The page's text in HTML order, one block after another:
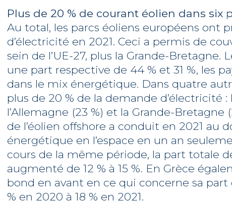
Plus de 20 % de courant éolien dans six
Au total, les parcs éoliens européens ont
d’électricité en 2021. Ceci a permis de
sein de l’UE-27, plus la Grande-Bretagne.
une part respective de 44 % et 31 %, les
dans le mix énergétique. Dans quatre
plus de 20 % de la demande d’électricité :
l’Allemagne (23 %) et la Grande-
de l’éolien offshore a conduit en 2021 au
énergétique en l’espace en un an
cours de la même période, la part totale
augmenté de 12 % à 15 %. En Grèce
bond en avant en ce qui concerne sa part
% en 2020 à 18 % en 2021.